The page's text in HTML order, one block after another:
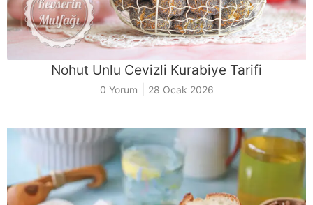
Nohut Unlu Cevizli Kurabiye Tarifi
0 Yorum 28 Ocak 2026